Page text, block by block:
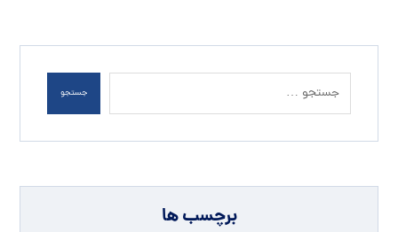
جستجو
برچسب ها